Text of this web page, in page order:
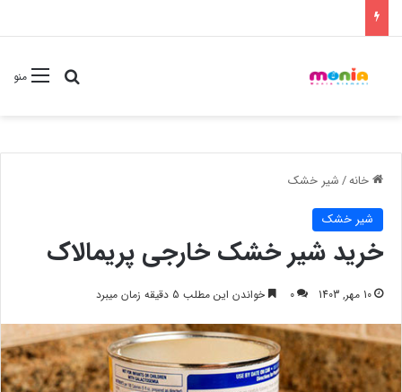
منوجستجو
خانه/شیر خشک
شیر خشک
خرید شیر خشک خارجی پریمالاک
10 مهر, 1403 0 خواندن این مطلب 5 دقیقه زمان میبرد